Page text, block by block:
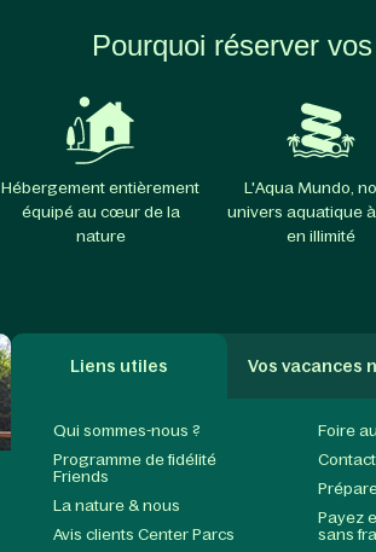
Pourquoi réserver
Hébergement entièrement
équipé au cœur de la
nature
L'Aqua Mundo,
univers aquatique
en illimité
Liens utiles Vos vacances
Qui sommes-nous ?
Programme de fidélité
Friends
La nature & nous
Avis clients Center Parcs
Foire
Payez
sans